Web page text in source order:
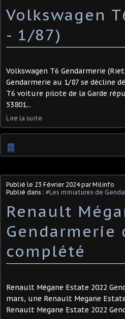
Volkswagen
- 1/87) ​
Volkswagen T6 Gendarmerie
Gendarmerie au 1/87 se décline
T6 voiture pilote de la Garde
53801...
Lire la suite
…
Publié le 23 Février 2024par Milinfo
Publié dans : #Les miniatures de
Renault
Gendarmerie
complété
Renault Mégane Estate 2022
mars, une Renault Megane
Renault Megane Estate 2022